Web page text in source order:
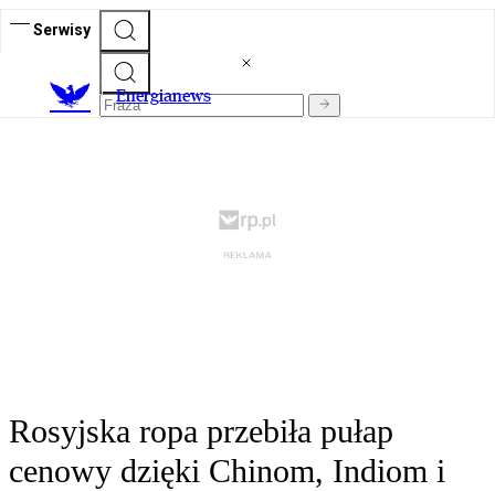
Serwisy
Energianews
Rosyjska ropa przebiła pułap
cenowy dzięki Chinom, Indiom i